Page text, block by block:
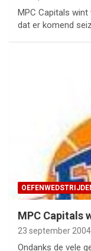
MPC Capitals
dat er komend
MPC Capitals
23 september 2004
Ondanks de vele